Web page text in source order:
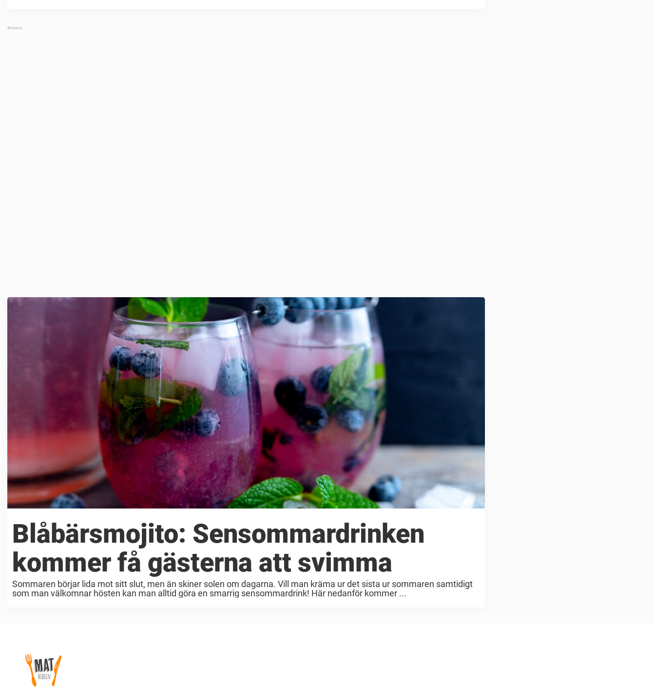
Blåbärsmojito: Sensommardrinken
kommer få gästerna att svimma
Sommaren börjar lida mot sitt slut, men än skiner solen om dagarna. Vill man kräma ur det sista ur sommaren samtidigt
som man välkomnar hösten kan man alltid göra en smarrig sensommardrink! Här nedanför kommer ...